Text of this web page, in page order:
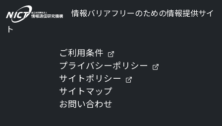
情報バリアフリーのための情報提供サイ
ト
ご利用条件
プライバシーポリシー
サイトポリシー
サイトマップ
お問い合わせ